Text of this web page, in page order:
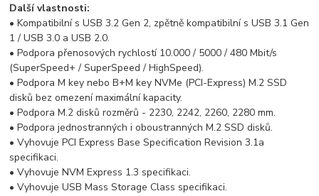
Další vlastnosti:
• Kompatibilní s USB 3.2 Gen 2, zpětně kompatibilní s USB 3.1 Gen
1 / USB 3.0 a USB 2.0.
• Podpora přenosových rychlostí 10.000 / 5000 / 480 Mbit/s
(SuperSpeed+ / SuperSpeed / HighSpeed).
• Podpora M key nebo B+M key NVMe (PCI-Express) M.2 SSD
disků bez omezení maximální kapacity.
• Podpora M.2 disků rozměrů - 2230, 2242, 2260, 2280 mm.
• Podpora jednostranných i oboustranných M.2 SSD disků.
• Vyhovuje PCI Express Base Specification Revision 3.1a
specifikaci.
• Vyhovuje NVM Express 1.3 specifikaci.
• Vyhovuje USB Mass Storage Class specifikaci.